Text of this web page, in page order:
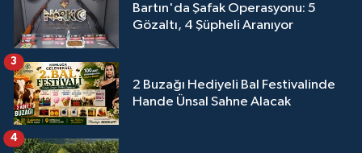
Bartın'da Şafak Operasyonu: 5
Gözaltı, 4 Şüpheli Aranıyor
2 Buzağı Hediyeli Bal Festivalinde
Hande Ünsal Sahne Alacak
3
4